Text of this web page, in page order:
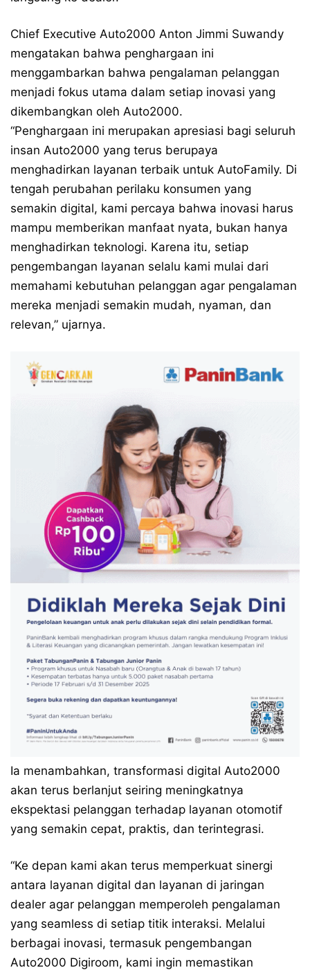
Chief Executive Auto2000 Anton Jimmi Suwandy
mengatakan bahwa penghargaan ini
menggambarkan bahwa pengalaman pelanggan
menjadi fokus utama dalam setiap inovasi yang
dikembangkan oleh Auto2000.
“Penghargaan ini merupakan apresiasi bagi seluruh
insan Auto2000 yang terus berupaya
menghadirkan layanan terbaik untuk AutoFamily. Di
tengah perubahan perilaku konsumen yang
semakin digital, kami percaya bahwa inovasi harus
mampu memberikan manfaat nyata, bukan hanya
menghadirkan teknologi. Karena itu, setiap
pengembangan layanan selalu kami mulai dari
memahami kebutuhan pelanggan agar pengalaman
mereka menjadi semakin mudah, nyaman, dan
relevan,” ujarnya.
Ia menambahkan, transformasi digital Auto2000
akan terus berlanjut seiring meningkatnya
ekspektasi pelanggan terhadap layanan otomotif
yang semakin cepat, praktis, dan terintegrasi.
“Ke depan kami akan terus memperkuat sinergi
antara layanan digital dan layanan di jaringan
dealer agar pelanggan memperoleh pengalaman
yang seamless di setiap titik interaksi. Melalui
berbagai inovasi, termasuk pengembangan
Auto2000 Digiroom, kami ingin memastikan